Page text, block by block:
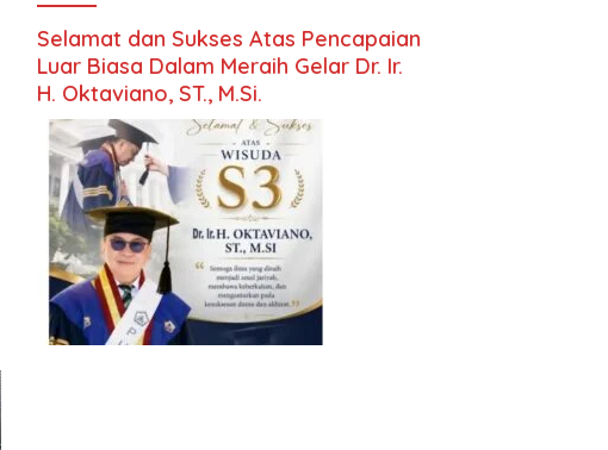
Selamat dan Sukses Atas Pencapaian
Luar Biasa Dalam Meraih Gelar Dr. Ir.
H. Oktaviano, ST., M.Si.